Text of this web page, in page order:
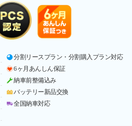
分割リースプラン・分割購入プラン対応
6ヶ月あんしん保証
納車前整備込み
バッテリー新品交換
全国納車対応